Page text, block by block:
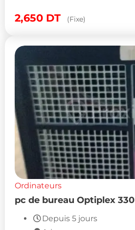
2,650 DT (Fixe)
Ordinateurs
pc de bureau Optiplex 330
Depuis 5 jours